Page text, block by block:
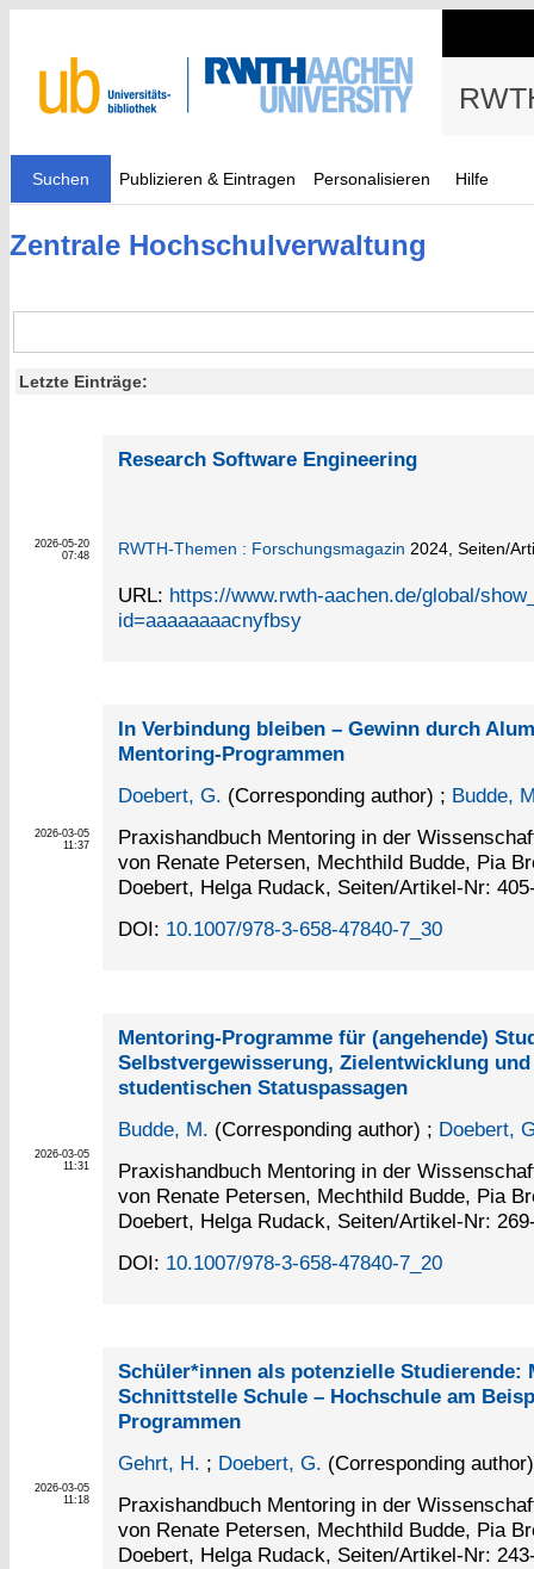
Suchen Publizieren & Eintragen Personalisieren Hilfe
Zentrale Hochschulverwaltung
Letzte Einträge:
2026-05-20
07:48
Research Software Engineering
RWTH-Themen : Forschungsmagazin 2024, Seiten/
URL: https://www.rwth-aachen.de/global/
id=aaaaaaaacnyfbsy
2026-03-05
11:37
In Verbindung bleiben – Gewinn durch
Mentoring-Programmen
Doebert, G. (Corresponding author) ; Budde,
Praxishandbuch Mentoring in der
von Renate Petersen, Mechthild Budde, Pia
Doebert, Helga Rudack, Seiten/Artikel-Nr:
DOI: 10.1007/978-3-658-47840-7_30
2026-03-05
11:31
Mentoring-Programme für (angehende)
Selbstvergewisserung, Zielentwicklung
studentischen Statuspassagen
Budde, M. (Corresponding author) ; Doebert,
Praxishandbuch Mentoring in der
von Renate Petersen, Mechthild Budde, Pia
Doebert, Helga Rudack, Seiten/Artikel-Nr:
DOI: 10.1007/978-3-658-47840-7_20
2026-03-05
11:18
Schüler*innen als potenzielle Studierende:
Schnittstelle Schule – Hochschule am
Programmen
Gehrt, H. ; Doebert, G. (Corresponding author)
Praxishandbuch Mentoring in der
von Renate Petersen, Mechthild Budde, Pia
Doebert, Helga Rudack, Seiten/Artikel-Nr: